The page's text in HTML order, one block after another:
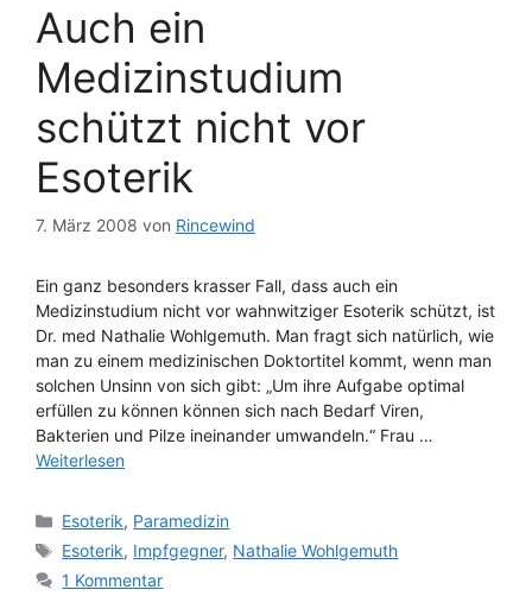
Auch ein
Medizinstudium
schützt nicht vor
Esoterik
7. März 2008 von Rincewind
Ein ganz besonders krasser Fall, dass auch ein
Medizinstudium nicht vor wahnwitziger Esoterik schützt, ist
Dr. med Nathalie Wohlgemuth. Man fragt sich natürlich, wie
man zu einem medizinischen Doktortitel kommt, wenn man
solchen Unsinn von sich gibt: „Um ihre Aufgabe optimal
erfüllen zu können können sich nach Bedarf Viren,
Bakterien und Pilze ineinander umwandeln.“ Frau …
Weiterlesen
Kategorien
Esoterik, Paramedizin
Schlagwörter
Esoterik, Impfgegner, Nathalie Wohlgemuth
1 Kommentar